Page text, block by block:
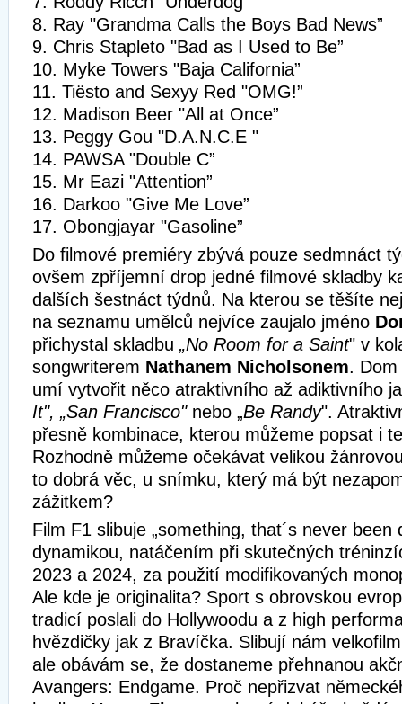
8. Ray "Grandma Calls the Boys Bad News”
9. Chris Stapleto "Bad as I Used to Be”
10. Myke Towers "Baja California”
11. Tiësto and Sexyy Red "OMG!”
12. Madison Beer "All at Once”
13. Peggy Gou "D.A.N.C.E "
14. PAWSA "Double C”
15. Mr Eazi "Attention”
16. Darkoo "Give Me Love”
17. Obongjayar "Gasoline”
Do filmové premiéry zbývá pouze sedmnáct
ovšem zpříjemní drop jedné filmové skladby
dalších šestnáct týdnů. Na kterou se těšíte
na seznamu umělců nejvíce zaujalo jméno
přichystal skladbu „No Room for a Saint" v
songwriterem Nathanem Nicholsonem.
umí vytvořit něco atraktivního až adiktivního
It", „San Francisco"nebo „Be Randy".
přesně kombinace, kterou můžeme popsat i
Rozhodně můžeme očekávat velikou
to dobrá věc, u snímku, který má být
zážitkem?
Film F1 slibuje „something, that´s never been
dynamikou, natáčením při skutečných
2023 a 2024, za použití modifikovaných
Ale kde je originalita? Sport s obrovskou
tradicí poslali do Hollywoodu a z high
hvězdičky jak z Bravíčka. Slibují nám
ale obávám se, že dostaneme přehnanou
Avangers: Endgame. Proč nepřizvat